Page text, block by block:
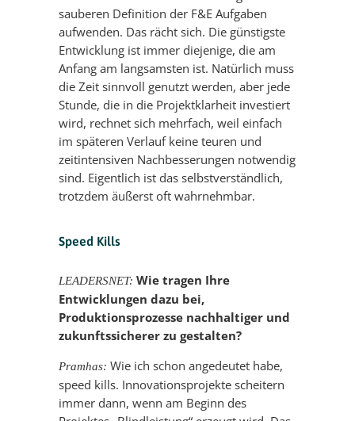
sauberen Definition der F&E Aufgaben
aufwenden. Das rächt sich. Die günstigste
Entwicklung ist immer diejenige, die am
Anfang am langsamsten ist. Natürlich muss
die Zeit sinnvoll genutzt werden, aber jede
Stunde, die in die Projektklarheit investiert
wird, rechnet sich mehrfach, weil einfach
im späteren Verlauf keine teuren und
zeitintensiven Nachbesserungen notwendig
sind. Eigentlich ist das selbstverständlich,
trotzdem äußerst oft wahrnehmbar.
Speed Kills
LEADERSNET: Wie tragen Ihre
Entwicklungen dazu bei,
Produktionsprozesse nachhaltiger und
zukunftssicherer zu gestalten?
Pramhas: Wie ich schon angedeutet habe,
speed kills. Innovationsprojekte scheitern
immer dann, wenn am Beginn des